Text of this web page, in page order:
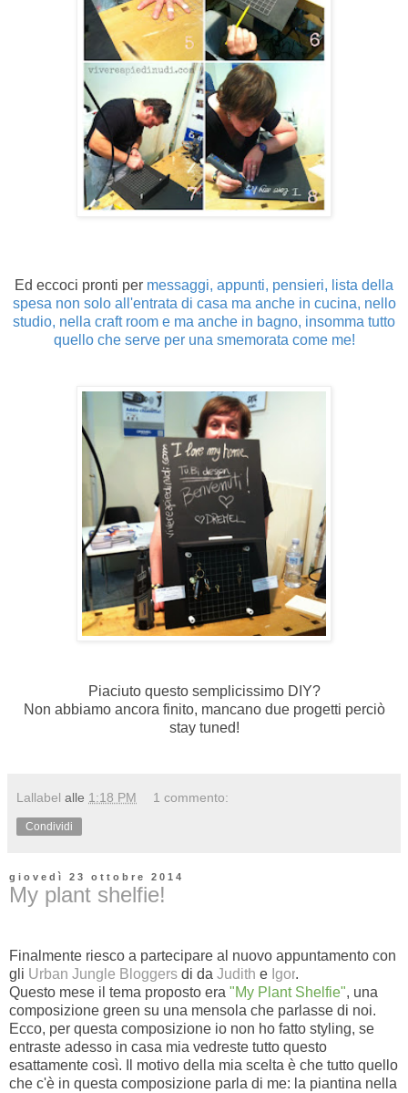
Ed eccoci pronti per messaggi, appunti, pensieri, lista della
spesa non solo all'entrata di casa ma anche in cucina, nello
studio, nella craft room e ma anche in bagno, insomma tutto
quello che serve per una smemorata come me!
Piaciuto questo semplicissimo DIY?
Non abbiamo ancora finito, mancano due progetti perciò
stay tuned!
Lallabel alle 1:18 PM 1 commento:
Condividi
giovedì 23 ottobre 2014
My plant shelfie!
Finalmente riesco a partecipare al nuovo appuntamento con
gli Urban Jungle Bloggers di da Judith e Igor.
Questo mese il tema proposto era "My Plant Shelfie", una
composizione green su una mensola che parlasse di noi.
Ecco, per questa composizione io non ho fatto styling, se
entraste adesso in casa mia vedreste tutto questo
esattamente così. Il motivo della mia scelta è che tutto quello
che c'è in questa composizione parla di me: la piantina nella